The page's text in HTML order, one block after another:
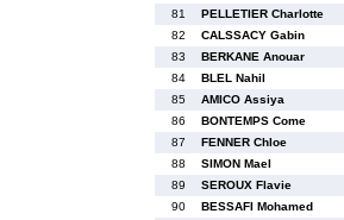
81
PELLETIER Charlotte
82
CALSSACY Gabin
83
BERKANE Anouar
84
BLEL Nahil
85
AMICO Assiya
86
BONTEMPS Come
87
FENNER Chloe
88
SIMON Mael
89
SEROUX Flavie
90
BESSAFI Mohamed